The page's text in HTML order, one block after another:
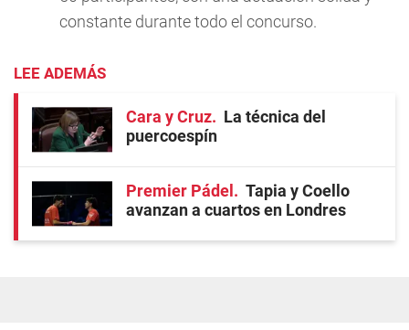
constante durante todo el concurso.
LEE ADEMÁS
Cara y Cruz
La técnica del
puercoespín
Premier Pádel
Tapia y Coello
avanzan a cuartos en Londres